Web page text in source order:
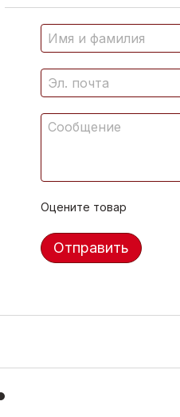
Оцените товар
Отправить